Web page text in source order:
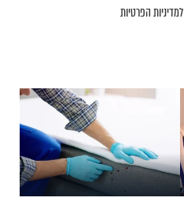
למדיניות הפרטיות